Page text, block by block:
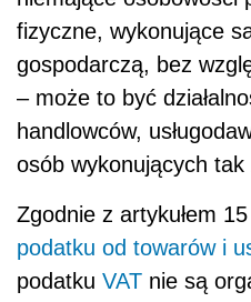
fizyczne, wykonujące
gospodarczą, bez
– może to być
handlowców,
osób wykonujących
Zgodnie z artykułem
podatku od towarów i
podatku VAT nie są